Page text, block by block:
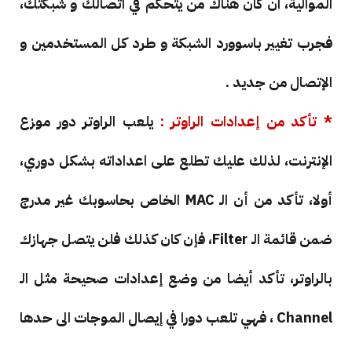
فجرب تغيير باسوورد الشبكة و طرد كل المستخدمين و
الإتصال من جديد .
* تأكد من إعدادات الراوتر : يلعب الراوتر دور موزع
الإنترنت، لذلك عليك تطلع على اعداداته بشكل دوري،
أولا، تأكد من أن الـ MAC الخاص بحاسوبك غير مدرج
ضمن قائمة الـ Filter، فإن كان كذلك فلن يتصل جهازك
بالراوتر، تأكد أيضا من وضع إعدادات صحيحة مثل الـ
Channel ، فهي تلعب دورا في إيصال الموجات الى حدها